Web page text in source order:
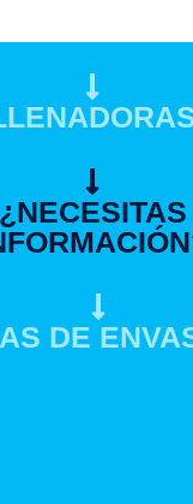
¿NECESITAS
DE